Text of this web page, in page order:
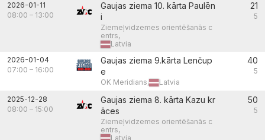
2026-01-11
08:00 – 13:00
Gaujas ziema 10. kārta Paulēn
i
Ziemeļvidzemes orientēšanās c
entrs,
Latvia
21
5
2026-01-04
07:00 – 16:00
Gaujas ziema 9.kārta Lenčup
e
OK Meridians, Latvia
40
5
2025-12-28
08:00 – 15:00
Gaujas ziema 8. kārta Kazu kr
āces
Ziemeļvidzemes orientēšanās c
entrs,
Latvia
50
5